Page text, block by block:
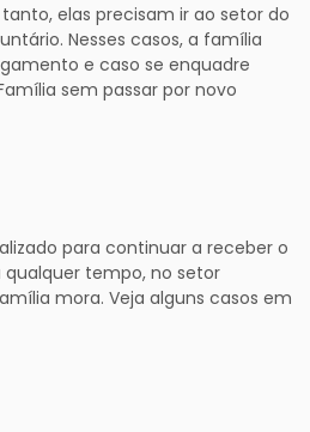
elas precisam ir ao setor do
Nesses casos, a família
e caso se enquadre
sem passar por novo
para continuar a receber o
tempo, no setor
mora. Veja alguns casos em